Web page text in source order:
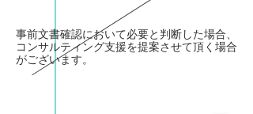
事前文書確認において必要と判断した場合、
コンサルティング支援を提案させて頂く場合
がございます。